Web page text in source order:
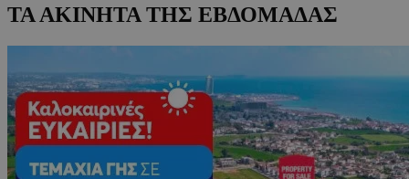
ΤΑ ΑΚΙΝΗΤΑ ΤΗΣ ΕΒΔΟΜΑΔΑΣ